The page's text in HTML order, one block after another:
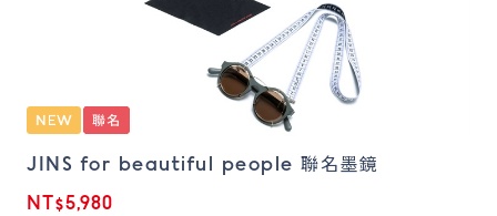
JINS for beautiful people 聯名墨鏡
NT$5,980